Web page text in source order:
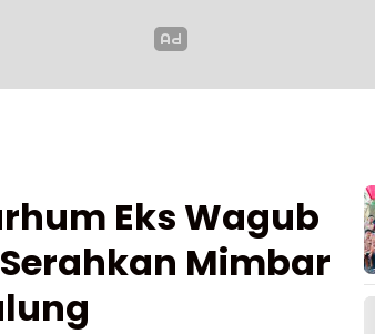
Eks Wagub
Mimbar